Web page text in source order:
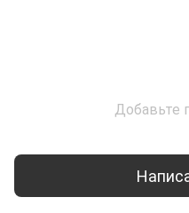
Добавьте